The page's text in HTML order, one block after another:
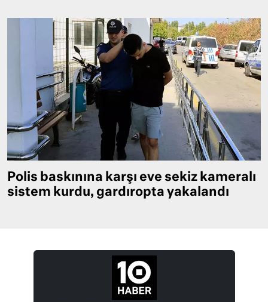
Polis baskınına karşı eve sekiz kameralı
sistem kurdu, gardıropta yakalandı